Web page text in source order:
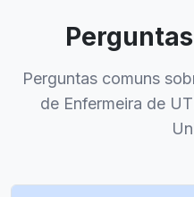
Perguntas comuns
de Enfermeira de